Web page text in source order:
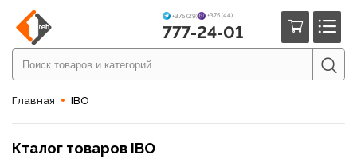
+375 (29) +375 (44)
777-24-01
Главная IBO
Кталог товаров IBO